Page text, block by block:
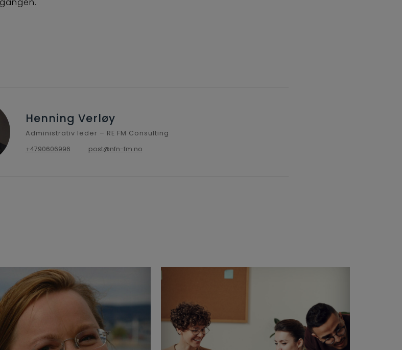
Henning Verløy
Administrativ leder – RE FM Consulting
+4790606996
post@nfn-fm.no